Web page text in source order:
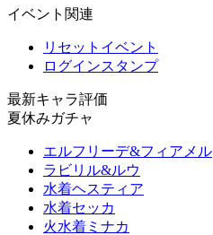
イベント関連
リセットイベント
ログインスタンプ
最新キャラ評価
夏休みガチャ
エルフリーデ&フィアメル
ラビリル&ルウ
水着ヘスティア
水着セッカ
火水着ミナカ